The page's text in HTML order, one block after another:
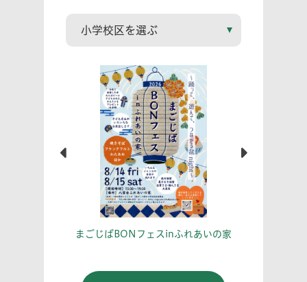
まごじばBONフェスinふれあいの家